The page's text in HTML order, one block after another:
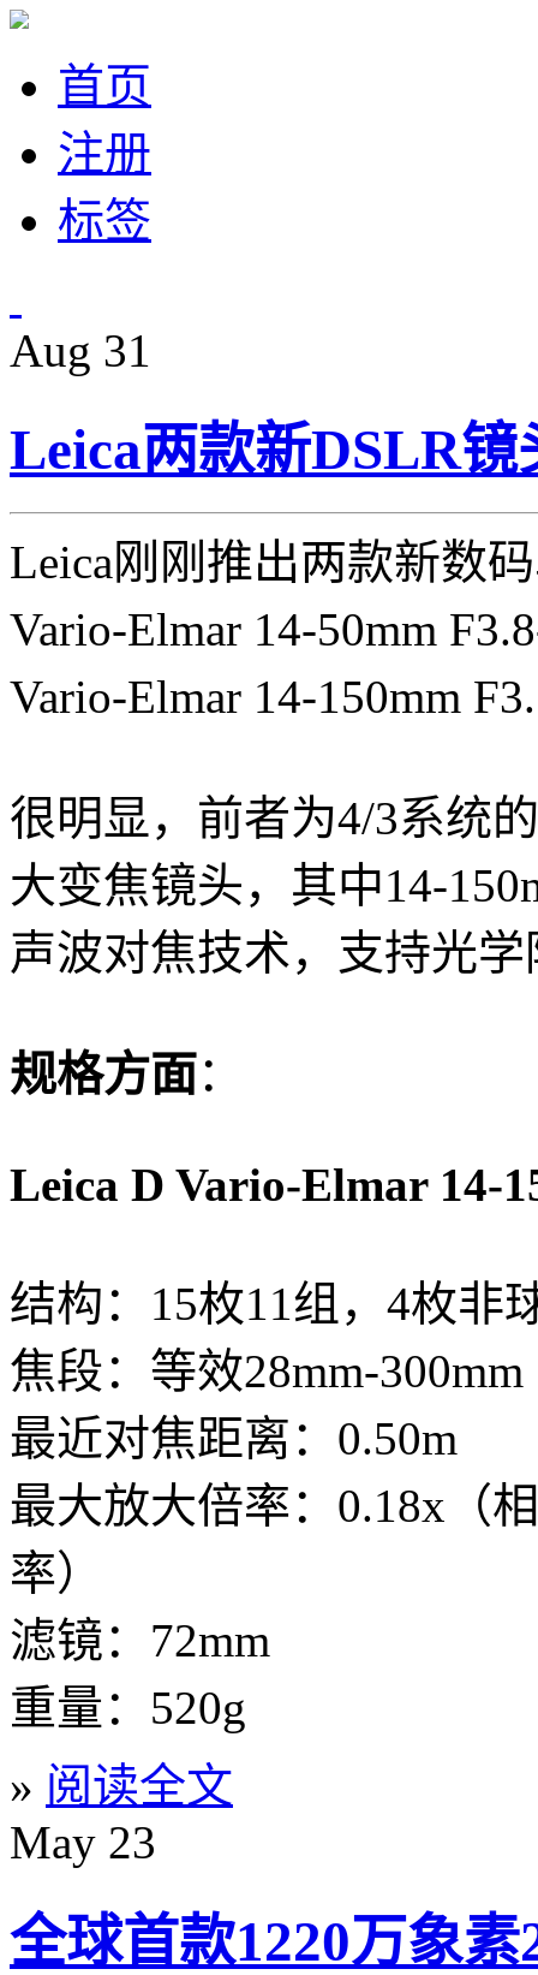
首页
注册
标签
Aug 31
Leica两款新DSLR镜
Leica刚刚推出两款新数
Vario-Elmar 14-50mm
Vario-Elmar 14-150mm
很明显，前者为4/3系统
大变焦镜头，其中14-
声波对焦技术，支持光学
规格方面：
Leica D Vario-Elmar 14-
结构：15枚11组，4枚非
焦段：等效28mm-300mm
最近对焦距离：0.50m
最大放大倍率：0.18x（
率）
滤镜：72mm
重量：520g
» 阅读全文
May 23
全球首款1220万象